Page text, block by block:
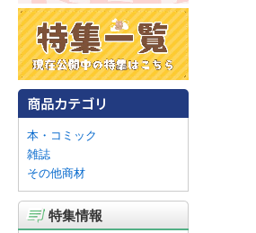
本・コミック
雑誌
その他商材
特集情報